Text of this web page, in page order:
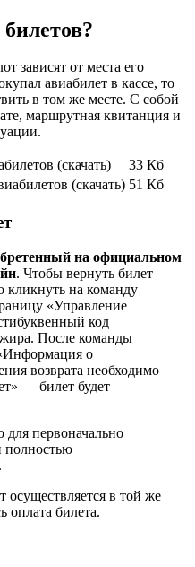
зависят от места его
авиабилет в кассе, то
в том же месте. С собой
маршрутная квитанция и
(скачать)
33 Кб
(скачать) 51 Кб
на официальном
. Чтобы вернуть билет
кликнуть на команду
«Управление
код
После команды
о
возврата необходимо
— билет будет
первоначально
полностью
осуществляется в той же
оплата билета.